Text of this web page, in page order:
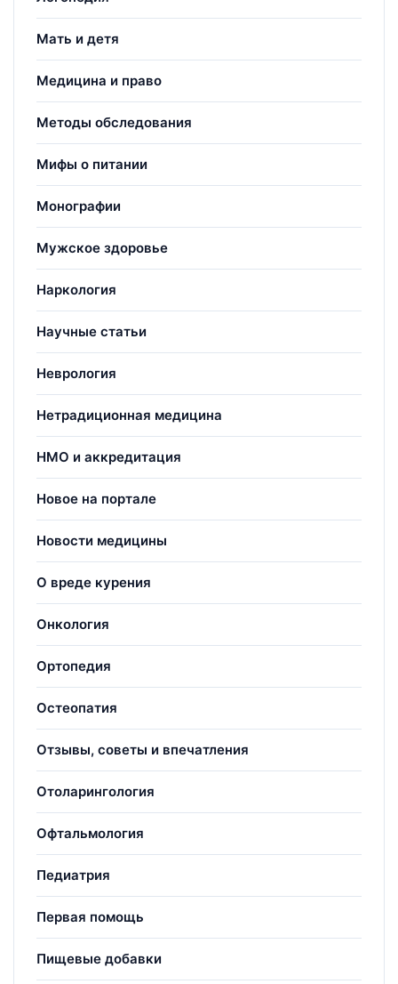
Мать и детя
Медицина и право
Методы обследования
Мифы о питании
Монографии
Мужское здоровье
Наркология
Научные статьи
Неврология
Нетрадиционная медицина
НМО и аккредитация
Новое на портале
Новости медицины
О вреде курения
Онкология
Ортопедия
Остеопатия
Отзывы, советы и впечатления
Отоларингология
Офтальмология
Педиатрия
Первая помощь
Пищевые добавки